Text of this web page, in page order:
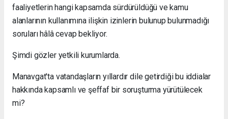
faaliyetlerin hangi kapsamda sürdürüldüğü ve kamu
alanlarının kullanımına ilişkin izinlerin bulunup bulunmadığı
soruları hâlâ cevap bekliyor.
Şimdi gözler yetkili kurumlarda.
Manavgat'ta vatandaşların yıllardır dile getirdiği bu iddialar
hakkında kapsamlı ve şeffaf bir soruşturma yürütülecek
mi?